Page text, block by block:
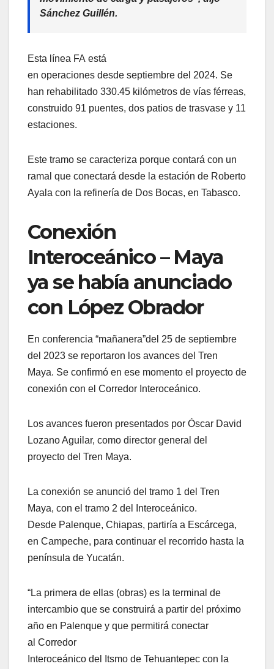
Sánchez Guillén.
Esta línea FA está
en operaciones desde septiembre del 2024. Se
han rehabilitado 330.45 kilómetros de vías férreas,
construido 91 puentes, dos patios de trasvase y 11
estaciones.
Este tramo se caracteriza porque contará con un
ramal que conectará desde la estación de Roberto
Ayala con la refinería de Dos Bocas, en Tabasco.
Conexión
Interoceánico – Maya
ya se había anunciado
con López Obrador
En conferencia “mañanera”del 25 de septiembre
del 2023 se reportaron los avances del Tren
Maya. Se confirmó en ese momento el proyecto de
conexión con el Corredor Interoceánico.
Los avances fueron presentados por Óscar David
Lozano Aguilar, como director general del
proyecto del Tren Maya.
La conexión se anunció del tramo 1 del Tren
Maya, con el tramo 2 del Interoceánico.
Desde Palenque, Chiapas, partiría a Escárcega,
en Campeche, para continuar el recorrido hasta la
península de Yucatán.
“La primera de ellas (obras) es la terminal de
intercambio que se construirá a partir del próximo
año en Palenque y que permitirá conectar
al Corredor
Interoceánico del Itsmo de Tehuantepec con la